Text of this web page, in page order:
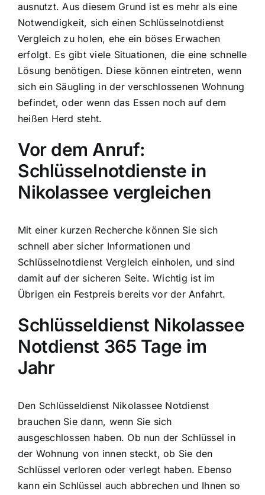
ausnutzt. Aus diesem Grund ist es mehr als eine
Notwendigkeit, sich einen Schlüsselnotdienst
Vergleich zu holen, ehe ein böses Erwachen
erfolgt. Es gibt viele Situationen, die eine schnelle
Lösung benötigen. Diese können eintreten, wenn
sich ein Säugling in der verschlossenen Wohnung
befindet, oder wenn das Essen noch auf dem
heißen Herd steht.
Vor dem Anruf:
Schlüsselnotdienste in
Nikolassee vergleichen
Mit einer kurzen Recherche können Sie sich
schnell aber sicher Informationen und
Schlüsselnotdienst Vergleich einholen, und sind
damit auf der sicheren Seite. Wichtig ist im
Übrigen ein Festpreis bereits vor der Anfahrt.
Schlüsseldienst Nikolassee
Notdienst 365 Tage im
Jahr
Den Schlüsseldienst Nikolassee Notdienst
brauchen Sie dann, wenn Sie sich
ausgeschlossen haben. Ob nun der Schlüssel in
der Wohnung von innen steckt, ob Sie den
Schlüssel verloren oder verlegt haben. Ebenso
kann ein Schlüssel auch abbrechen und Ihnen so